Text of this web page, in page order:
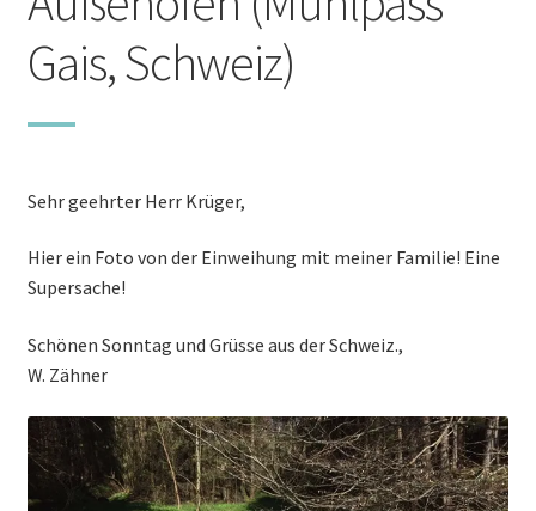
Gais, Schweiz)
Sehr geehrter Herr Krüger,
Hier ein Foto von der Einweihung mit meiner Familie! Eine
Supersache!
Schönen Sonntag und Grüsse aus der Schweiz.,
W. Zähner